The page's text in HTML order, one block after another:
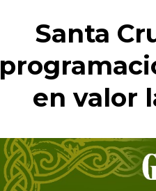
Santa
en valor